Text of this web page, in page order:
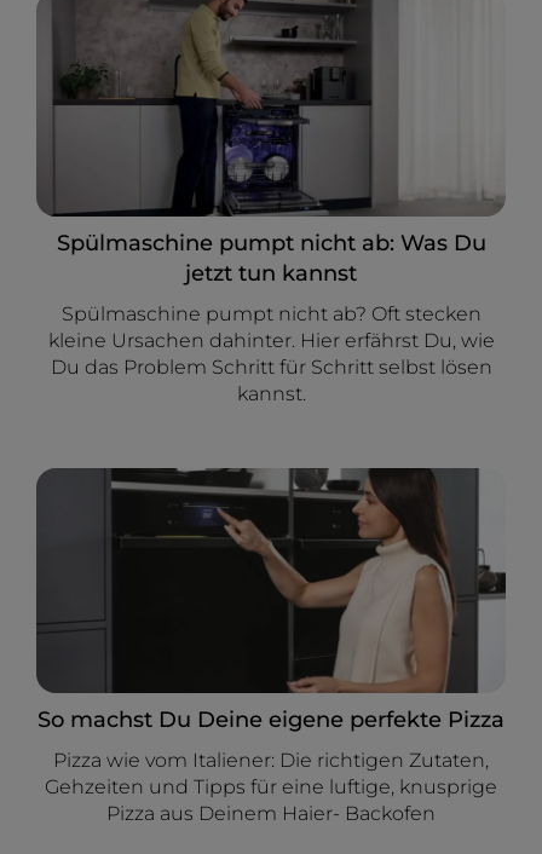
Spülmaschine pumpt nicht ab: Was Du
jetzt tun kannst
Spülmaschine pumpt nicht ab? Oft stecken
kleine Ursachen dahinter. Hier erfährst Du, wie
Du das Problem Schritt für Schritt selbst lösen
kannst.
So machst Du Deine eigene perfekte Pizza
Pizza wie vom Italiener: Die richtigen Zutaten,
Gehzeiten und Tipps für eine luftige, knusprige
Pizza aus Deinem Haier- Backofen